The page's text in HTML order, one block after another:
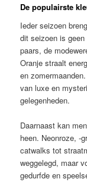
De populairste
Ieder seizoen
dit seizoen is
paars, de
Oranje straalt
en
van luxe en
gelegenheden.
Daarnaast kan
heen. Neonroze, -
catwalks tot
weggelegd, maar
gedurfde en